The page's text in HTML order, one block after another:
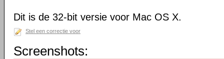
Dit is de 32-bit versie voor Mac OS X.
Stel een correctie voor
Screenshots: